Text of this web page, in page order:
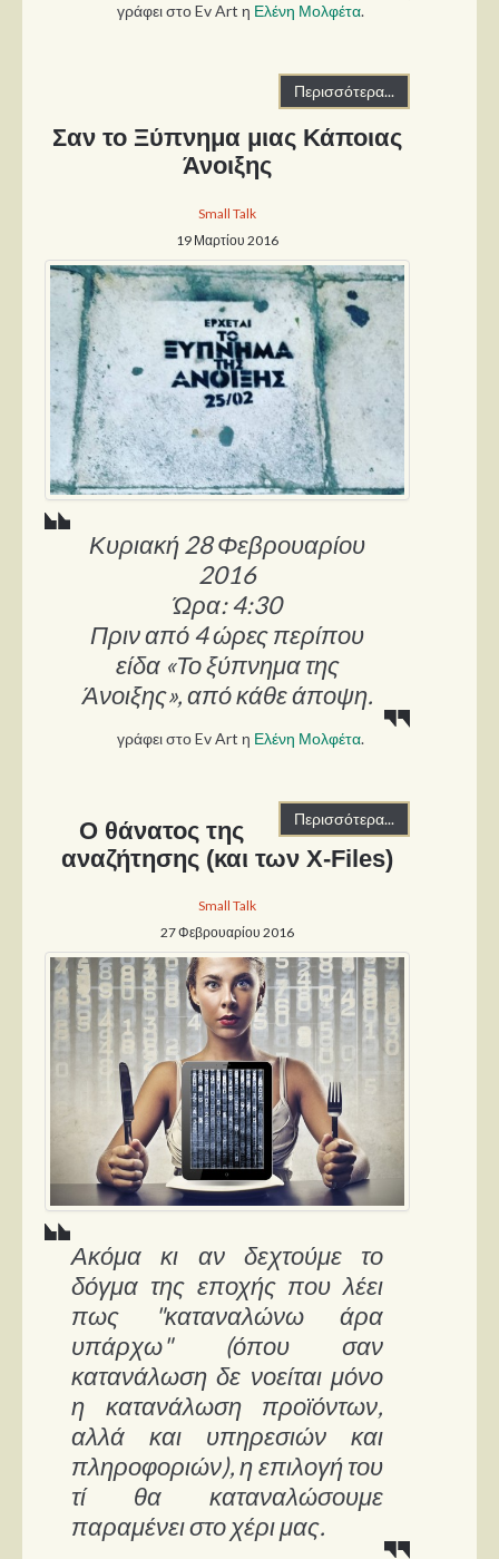
γράφει στο Ev Art η Ελένη Μολφέτα.
Περισσότερα...
Σαν το Ξύπνημα μιας Κάποιας
Άνοιξης
Small Talk
19 Μαρτίου 2016
Κυριακή 28 Φεβρουαρίου
2016
Ώρα: 4:30
Πριν από 4 ώρες περίπου
είδα «Το ξύπνημα της
Άνοιξης», από κάθε άποψη.
γράφει στο Ev Art η Ελένη Μολφέτα.
Περισσότερα...
Ο θάνατος της
αναζήτησης (και των X-Files)
Small Talk
27 Φεβρουαρίου 2016
Ακόμα κι αν δεχτούμε το
δόγμα της εποχής που λέει
πως "καταναλώνω άρα
υπάρχω" (όπου σαν
κατανάλωση δε νοείται μόνο
η κατανάλωση προϊόντων,
αλλά και υπηρεσιών και
πληροφοριών), η επιλογή του
τί θα καταναλώσουμε
παραμένει στο χέρι μας.